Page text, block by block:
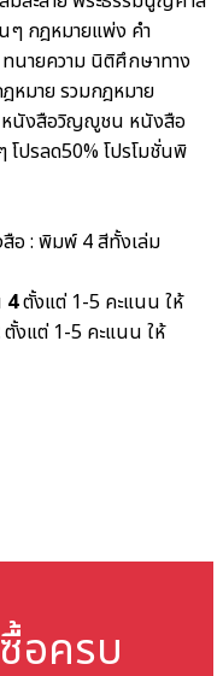
ๆ กฎหมายแพ่ง คำ
ทนายความ นิติศึกษาทาง
หมาย รวมกฎหมาย
หนังสือวิญญูชน หนังสือ
โปรลด50%โปรโมชั่นพิ
อ : พิมพ์ 4 สีทั้งเล่ม
4ตั้งแต่ 1-5 คะแนน ให้
ตั้งแต่ 1-5 คะแนน ให้
อครบ